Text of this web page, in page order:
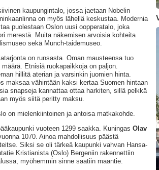
kaupungintalo, jossa jaetaan Nobelin
on myös lähellä keskustaa. Modernia
puolestaan Oslon uusi oopperatalo, joka
merestä. Muita näkemisen arvoisia kohteita
sekä Munch-taidemuseo.
on runsasta. Oman mausteensa tuo
Etnisiä ruokapaikkoja on paljon.
hillitä aterian ja varsinkin juomien hinta.
maksaa vähintään kaksi kertaa Suomen hintaan
snapseja kannattaa ottaa harkiten, sillä pelkkä
myös siitä peritty maksu.
on mielenkiintoinen ja antoisa matkakohde.
vuoteen 1299 saakka. Kuningas Olav
1070. Ainoa mahdollisuus päästä
Siksi se oli tärkeä kaupunki vahvan Hansa-
Kristianista (Oslo) Bergeniin rakennettiin
myöhemmin sinne saatiin maantie.